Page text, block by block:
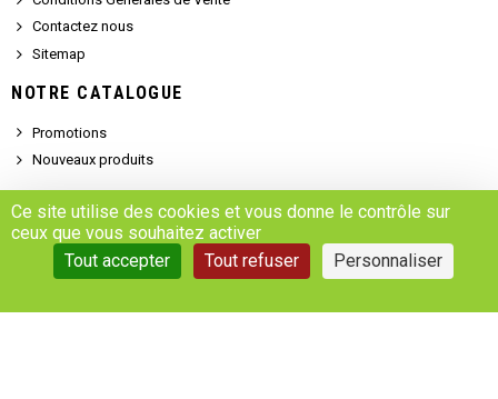
Contactez nous
Sitemap
NOTRE CATALOGUE
Promotions
Nouveaux produits
Demander un devis
Se connecter
Ce site utilise des cookies et vous donne le contrôle sur
ceux que vous souhaitez activer
Tout accepter
Tout refuser Personnaliser